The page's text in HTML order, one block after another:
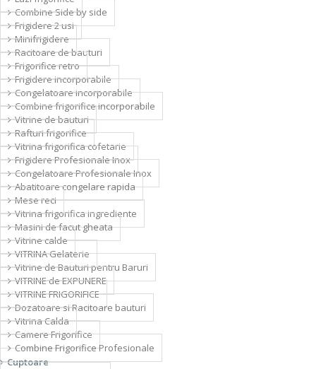
Combine Side by side
Frigidere 2 usi
Minifrigidere
Racitoare de bauturi
Frigorifice retro
Frigidere incorporabile
Congelatoare incorporabile
Combine frigorifice incorporabile
Vitrine de bauturi
Rafturi frigorifice
Vitrina frigorifica cofetarie
Frigidere Profesionale Inox
Congelatoare Profesionale Inox
Abatitoare congelare rapida
Mese reci
Vitrina frigorifica ingrediente
Masini de facut gheata
Vitrine calde
VITRINA Gelaterie
Vitrine de Bauturi pentru Baruri
VITRINE de EXPUNERE
VITRINE FRIGORIFICE
Dozatoare si Racitoare bauturi
Vitrina Calda
Camere Frigorifice
Combine Frigorifice Profesionale
Cuptoare